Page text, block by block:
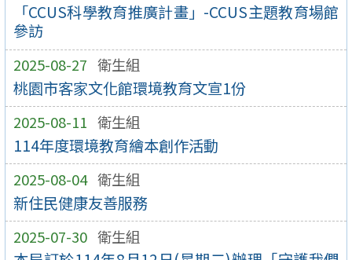
「CCUS科學教育推廣計畫」-CCUS主題教育場館
參訪
2025-08-27 衛生組
桃園市客家文化館環境教育文宣1份
2025-08-11 衛生組
114年度環境教育繪本創作活動
2025-08-04 衛生組
新住民健康友善服務
2025-07-30 衛生組